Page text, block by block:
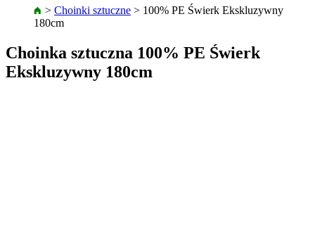
> Choinki sztuczne > 100% PE Świerk Ekskluzywny
180cm
Choinka sztuczna 100% PE Świerk
Ekskluzywny 180cm